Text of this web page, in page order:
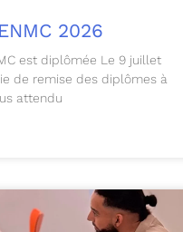
2026
est diplômée Le 9 juillet
de remise des diplômes à
attendu